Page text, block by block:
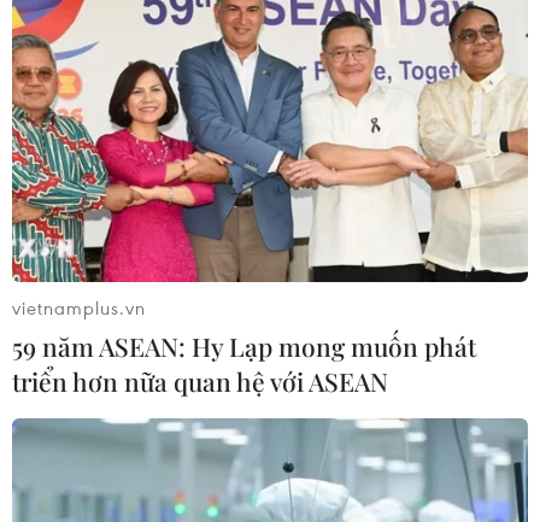
#Bản tin thời sự
#Tội phạm
#Truy nã
#Tội phạm hình sự
#Hình sự #Công an
#Vụ án
#Phạm pháp
#Pháp luật #Pháp đình
#Xã hội
#An ninh xã hội
#Chính trị
#VietnamPlus
#Vietnam
#Plus
Theo dõi VietnamPlus
TIN LIÊN QUAN
vietnamplus.vn
59 năm ASEAN: Hy Lạp mong muốn phát
triển hơn nữa quan hệ với ASEAN